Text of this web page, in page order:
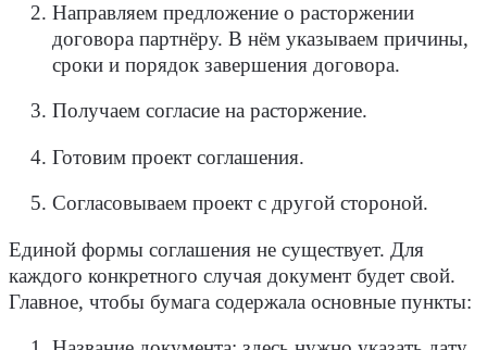
Направляем предложение о расторжении
договора партнёру. В нём указываем причины,
сроки и порядок завершения договора.
Получаем согласие на расторжение.
Готовим проект соглашения.
Согласовываем проект с другой стороной.
Единой формы соглашения не существует. Для
каждого конкретного случая документ будет свой.
Главное, чтобы бумага содержала основные пункты: